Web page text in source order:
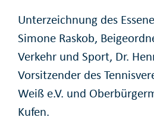
Unterzeichnung des
Simone Raskob,
Verkehr und Sport, Dr.
Vorsitzender des
Weiß e.V. und
Kufen.